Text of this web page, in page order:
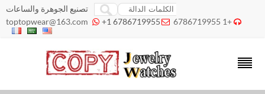
تصنيع الجوهرة والساعات
+1 6786719955

toptopwear@163.com  +1 6786719955